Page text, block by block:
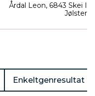
Årdal Leon, 6843 Skei I
Jølster
Enkeltgenresultat